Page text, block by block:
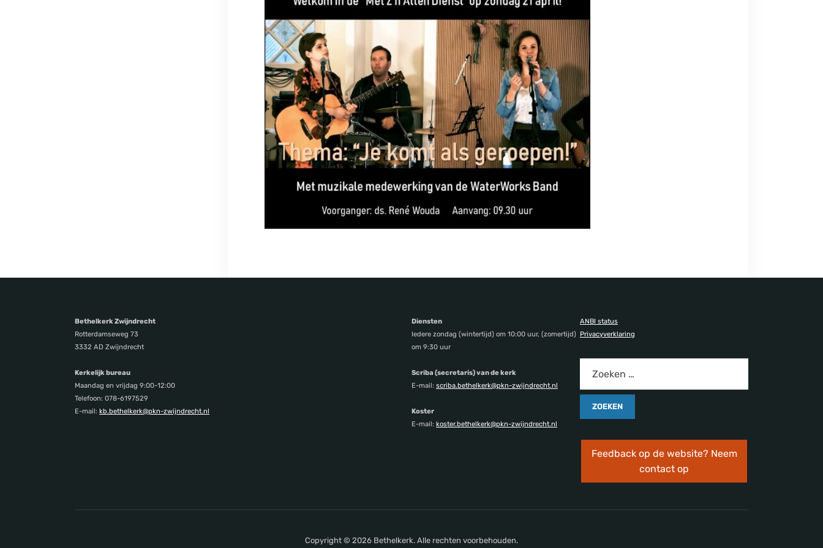
Bethelkerk Zwijndrecht
Rotterdamseweg 73
3332 AD Zwijndrecht
Kerkelijk bureau
Maandag en vrijdag 9:00-12:00
Telefoon: 078-6197529
E-mail: kb.bethelkerk@pkn-zwijndrecht.nl
Diensten
Iedere zondag (wintertijd) om 10:00 uur, (zomertijd)
om 9:30 uur
Scriba (secretaris) van de kerk
E-mail: scriba.bethelkerk@pkn-zwijndrecht.nl
Koster
E-mail: koster.bethelkerk@pkn-zwijndrecht.nl
ANBI status
Privacyverklaring
Feedback op de website? Neem
contact op
Copyright © 2026 Bethelkerk. Alle rechten voorbehouden.